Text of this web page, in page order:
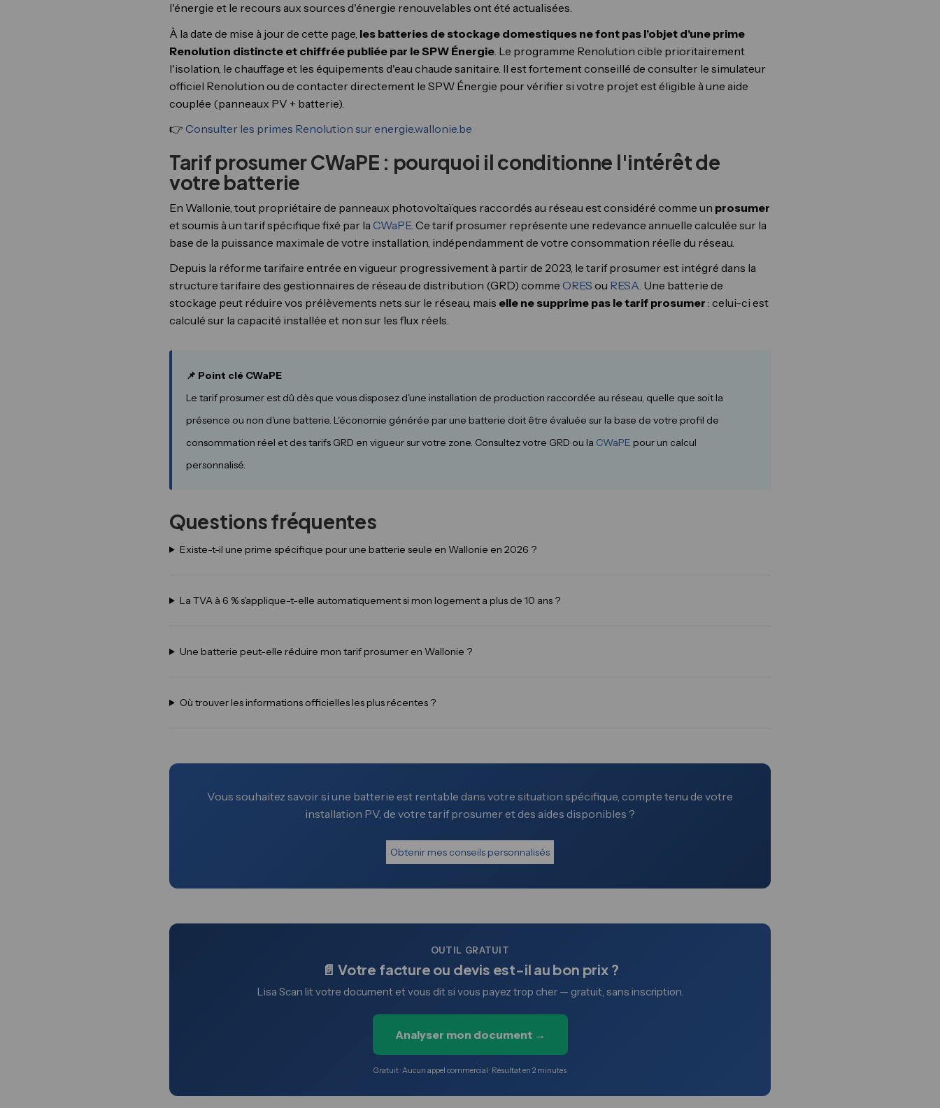
l'énergie et le recours aux sources d'énergie renouvelables ont été actualisées.
À la date de mise à jour de cette page, les batteries de stockage domestiques ne font pas l'objet d'une prime
Renolution distincte et chiffrée publiée par le SPW Énergie . Le programme Renolution cible prioritairement
l'isolation, le chauffage et les équipements d'eau chaude sanitaire. Il est fortement conseillé de consulter le simulateur
officiel Renolution ou de contacter directement le SPW Énergie pour vérifier si votre projet est éligible à une aide
couplée (panneaux PV + batterie).
👉 Consulter les primes Renolution sur energie.wallonie.be
Tarif prosumer CWaPE : pourquoi il conditionne l'intérêt de
votre batterie
En Wallonie, tout propriétaire de panneaux photovoltaïques raccordés au réseau est considéré comme un prosumer
et soumis à un tarif spécifique fixé par la CWaPE. Ce tarif prosumer représente une redevance annuelle calculée sur la
base de la puissance maximale de votre installation, indépendamment de votre consommation réelle du réseau.
Depuis la réforme tarifaire entrée en vigueur progressivement à partir de 2023, le tarif prosumer est intégré dans la
structure tarifaire des gestionnaires de réseau de distribution (GRD) comme ORES ou RESA . Une batterie de
stockage peut réduire vos prélèvements nets sur le réseau, mais elle ne supprime pas le tarif prosumer : celui-ci est
calculé sur la capacité installée et non sur les flux réels.
📌 Point clé CWaPE
Le tarif prosumer est dû dès que vous disposez d'une installation de production raccordée au réseau, quelle que soit la
présence ou non d'une batterie. L'économie générée par une batterie doit être évaluée sur la base de votre profil de
consommation réel et des tarifs GRD en vigueur sur votre zone. Consultez votre GRD ou la CWaPE pour un calcul
personnalisé.
Questions fréquentes
Existe-t-il une prime spécifique pour une batterie seule en Wallonie en 2026 ?
La TVA à 6 % s'applique-t-elle automatiquement si mon logement a plus de 10 ans ?
Une batterie peut-elle réduire mon tarif prosumer en Wallonie ?
Où trouver les informations officielles les plus récentes ?
Vous souhaitez savoir si une batterie est rentable dans votre situation spécifique, compte tenu de votre
installation PV, de votre tarif prosumer et des aides disponibles ?
Obtenir mes conseils personnalisés
OUTIL GRATUIT
📄 Votre facture ou devis est-il au bon prix ?
Lisa Scan lit votre document et vous dit si vous payez trop cher — gratuit, sans inscription.
Analyser mon document →
Gratuit · Aucun appel commercial · Résultat en 2 minutes